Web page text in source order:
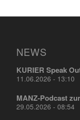
NEWS
KURIER Speak
11.06.2026 - 13:10
MANZ-Podcast
29.05.2026 - 08:54